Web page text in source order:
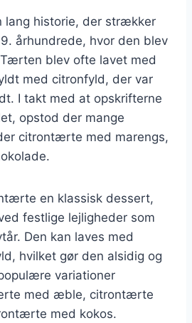
lang historie, der strækker
århundrede, hvor den blev
blev ofte lavet med
med citronfyld, der var
I takt med at opskrifterne
opstod der mange
citrontærte med marengs,
en klassisk dessert,
festlige lejligheder som
Den kan laves med
hvilket gør den alsidig og
variationer
med æble, citrontærte
med kokos.